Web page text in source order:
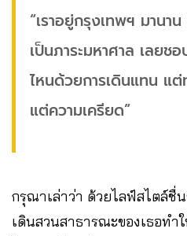
“เราอยู่กรุงเทพฯ มานา
เป็นภาระมหาศาล เลยช
ไหนด้วยการเดินแทน แ
แต่ความเครียด”
กรุณาเล่าว่า ด้วยไลฟ์สไตล์ชื่
เดินสวนสาธารณะของเธอทำ